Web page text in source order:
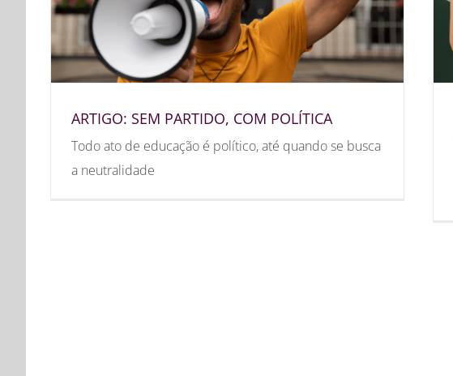
ARTIGO: SEM PARTIDO, COM POLÍTICA
Todo ato de educação é político, até quando se busca
a neutralidade